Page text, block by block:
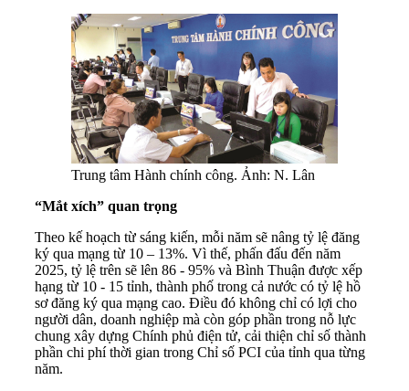
Trung tâm Hành chính công. Ảnh: N. Lân
“Mắt xích” quan trọng
Theo kế hoạch từ sáng kiến, mỗi năm sẽ nâng tỷ lệ đăng
ký qua mạng từ 10 – 13%. Vì thế, phấn đấu đến năm
2025, tỷ lệ trên sẽ lên 86 - 95% và Bình Thuận được xếp
hạng từ 10 - 15 tỉnh, thành phố trong cả nước có tỷ lệ hồ
sơ đăng ký qua mạng cao. Điều đó không chỉ có lợi cho
người dân, doanh nghiệp mà còn góp phần trong nỗ lực
chung xây dựng Chính phủ điện tử, cải thiện chỉ số thành
phần chi phí thời gian trong Chỉ số PCI của tỉnh qua từng
năm.